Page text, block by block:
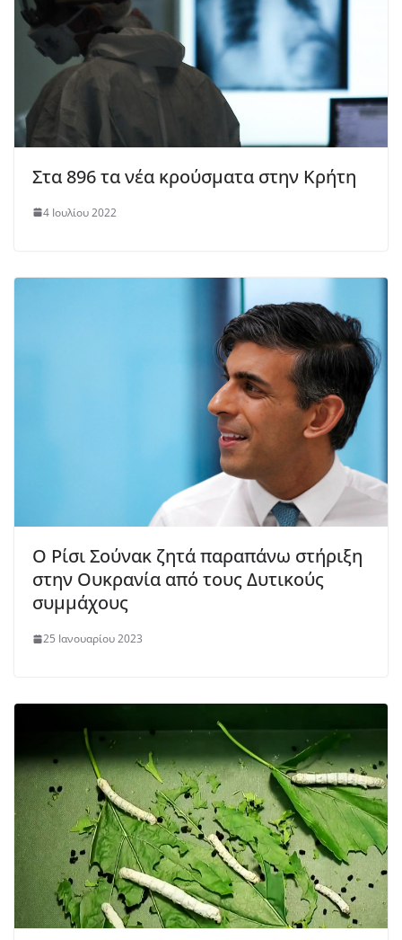
Στα 896 τα νέα κρούσματα στην Κρήτη
4 Ιουλίου 2022
Ο Ρίσι Σούνακ ζητά παραπάνω στήριξη
στην Ουκρανία από τους Δυτικούς
συμμάχους
25 Ιανουαρίου 2023